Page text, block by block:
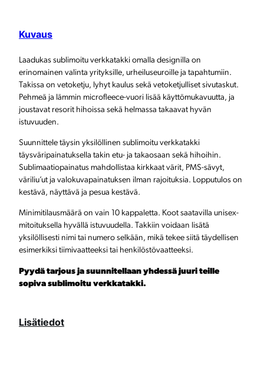
t
v
e
r
k
a
t
a
k
i
Kuvaus
Laadukas sublimoitu verkkatakki omalla designilla on
erinomainen valinta yrityksille, urheiluseuroille ja tapahtumiin.
Takissa on vetoketju, lyhyt kaulus sekä vetoketjulliset sivutaskut.
Pehmeä ja lämmin microfleece-vuori lisää käyttömukavuutta, ja
joustavat resorit hihoissa sekä helmassa takaavat hyvän
istuvuuden.
Suunnittele täysin yksilöllinen sublimoitu verkkatakki
täysväripainatuksella takin etu- ja takaosaan sekä hihoihin.
Sublimaatiopainatus mahdollistaa kirkkaat värit, PMS-sävyt,
väriliu’ut ja valokuvapainatuksen ilman rajoituksia. Lopputulos on
kestävä, näyttävä ja pesua kestävä.
Minimitilausmäärä on vain 10 kappaletta. Koot saatavilla unisex-
mitoituksella hyvällä istuvuudella. Takkiin voidaan lisätä
yksilöllisesti nimi tai numero selkään, mikä tekee siitä täydellisen
esimerkiksi tiimivaatteeksi tai henkilöstövaatteeksi.
Pyydä tarjous ja suunnitellaan yhdessä juuri teille
sopiva sublimoitu verkkatakki.
Lisätiedot